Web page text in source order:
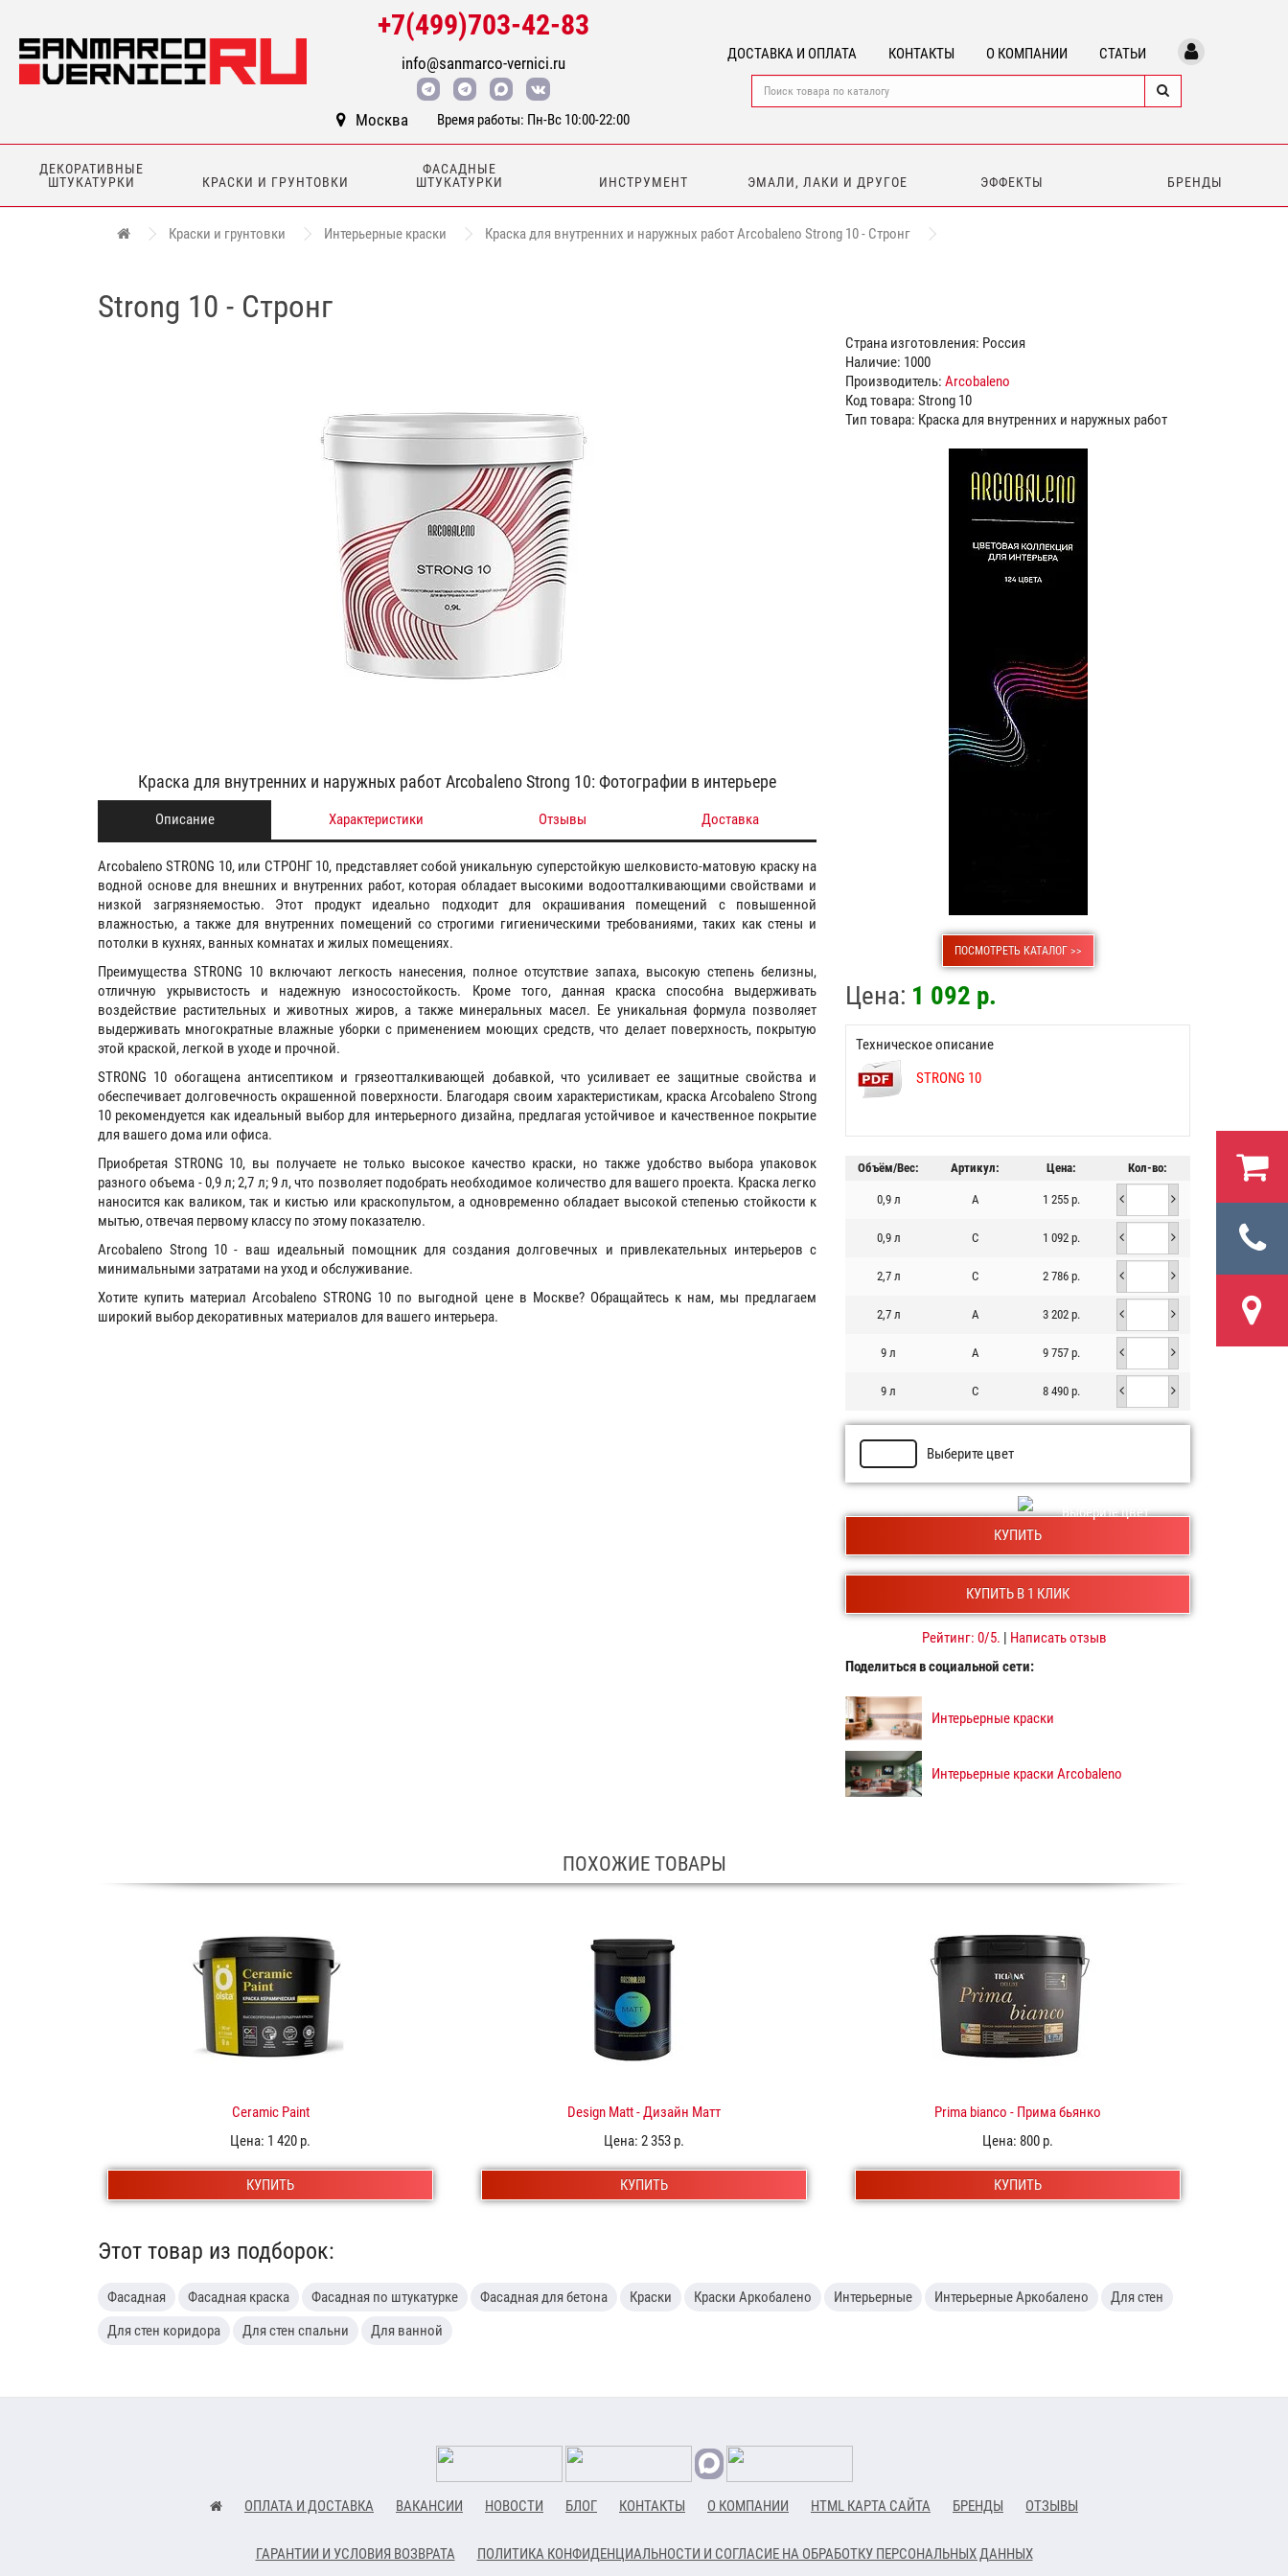
+7(499)703-42-83
info@sanmarco-vernici.ru
Москва Время работы: Пн-Вс 10:00-22:00
ДОСТАВКА И ОПЛАТА КОНТАКТЫ О КОМПАНИИ СТАТЬИ
ДЕКОРАТИВНЫЕ
ШТУКАТУРКИ
КРАСКИ И ГРУНТОВКИ
ФАСАДНЫЕ
ШТУКАТУРКИ
ИНСТРУМЕНТ ЭМАЛИ, ЛАКИ И ДРУГОЕ ЭФФЕКТЫ БРЕНДЫ
Краски и грунтовки Интерьерные краски Краска для внутренних и наружных работ Arcobaleno Strong 10 - Стронг
Strong 10 - Стронг
Краска для внутренних и наружных работ Arcobaleno Strong 10: Фотографии в интерьере
Описание Характеристики Отзывы Доставка
Arcobaleno STRONG 10, или СТРОНГ 10, представляет собой уникальную суперстойкую шелковисто-матовую краску на
водной основе для внешних и внутренних работ, которая обладает высокими водоотталкивающими свойствами и
низкой загрязняемостью. Этот продукт идеально подходит для окрашивания помещений с повышенной
влажностью, а также для внутренних помещений со строгими гигиеническими требованиями, таких как стены и
потолки в кухнях, ванных комнатах и жилых помещениях.
Преимущества STRONG 10 включают легкость нанесения, полное отсутствие запаха, высокую степень белизны,
отличную укрывистость и надежную износостойкость. Кроме того, данная краска способна выдерживать
воздействие растительных и животных жиров, а также минеральных масел. Ее уникальная формула позволяет
выдерживать многократные влажные уборки с применением моющих средств, что делает поверхность, покрытую
этой краской, легкой в уходе и прочной.
STRONG 10 обогащена антисептиком и грязеотталкивающей добавкой, что усиливает ее защитные свойства и
обеспечивает долговечность окрашенной поверхности. Благодаря своим характеристикам, краска Arcobaleno Strong
10 рекомендуется как идеальный выбор для интерьерного дизайна, предлагая устойчивое и качественное покрытие
для вашего дома или офиса.
Приобретая STRONG 10, вы получаете не только высокое качество краски, но также удобство выбора упаковок
разного объема - 0,9 л; 2,7 л; 9 л, что позволяет подобрать необходимое количество для вашего проекта. Краска легко
наносится как валиком, так и кистью или краскопультом, а одновременно обладает высокой степенью стойкости к
мытью, отвечая первому классу по этому показателю.
Arcobaleno Strong 10 - ваш идеальный помощник для создания долговечных и привлекательных интерьеров с
минимальными затратами на уход и обслуживание.
Хотите купить материал Arcobaleno STRONG 10 по выгодной цене в Москве? Обращайтесь к нам, мы предлагаем
широкий выбор декоративных материалов для вашего интерьера.
Страна изготовления: Россия
Наличие: 1000
Производитель: Arcobaleno
Код товара: Strong 10
Тип товара: Краска для внутренних и наружных работ
ПОСМОТРЕТЬ КАТАЛОГ >>
Цена: 1 092 р.
Техническое описание
STRONG 10
Объём/Вес: Артикул: Цена: Кол-во:
0,9 л A 1 255 р.
0,9 л C 1 092 р.
2,7 л C 2 786 р.
2,7 л A 3 202 р.
9 л A 9 757 р.
9 л C 8 490 р.
Выберите цвет
Выберите цвет
КУПИТЬ
КУПИТЬ В 1 КЛИК
Рейтинг: 0/5. | Написать отзыв
Поделиться в социальной сети:
Интерьерные краски
Интерьерные краски Arcobaleno
ПОХОЖИЕ ТОВАРЫ
Ceramic Paint
Цена: 1 420 р.
КУПИТЬ
Design Matt - Дизайн Матт
Цена: 2 353 р.
КУПИТЬ
Prima bianco - Прима бьянко
Цена: 800 р.
КУПИТЬ
Этот товар из подборок:
Фасадная Фасадная краска Фасадная по штукатурке Фасадная для бетона Краски Краски Аркобалено Интерьерные Интерьерные Аркобалено
Для стен
Для стен коридора
Для стен спальни Для ванной
ОПЛАТА И ДОСТАВКА ВАКАНСИИ НОВОСТИ БЛОГ КОНТАКТЫ О КОМПАНИИ HTML КАРТА САЙТА БРЕНДЫ ОТЗЫВЫ
ГАРАНТИИ И УСЛОВИЯ ВОЗВРАТА ПОЛИТИКА КОНФИДЕНЦИАЛЬНОСТИ И СОГЛАСИЕ НА ОБРАБОТКУ ПЕРСОНАЛЬНЫХ ДАННЫХ